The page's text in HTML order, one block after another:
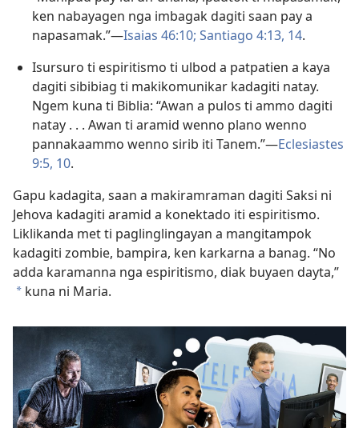
ken nabayagen nga imbagak dagiti saan pay a
napasamak.”​—Isaias 46:10; Santiago 4:13, 14.
Isursuro ti espiritismo ti ulbod a patpatien a kaya
dagiti sibibiag ti makikomunikar kadagiti natay.
Ngem kuna ti Biblia: “Awan a pulos ti ammo dagiti
natay . . . Awan ti aramid wenno plano wenno
pannakaammo wenno sirib iti Tanem.”​—Eclesiastes
9:5, 10.
Gapu kadagita, saan a makiramraman dagiti Saksi ni
Jehova kadagiti aramid a konektado iti espiritismo.
Liklikanda met ti paglinglingayan a mangitampok
kadagiti zombie, bampira, ken karkarna a banag. “No
adda karamanna nga espiritismo, diak buyaen dayta,”
a kuna ni Maria.